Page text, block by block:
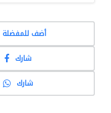
أضف للمفضلة
شارك
شارك